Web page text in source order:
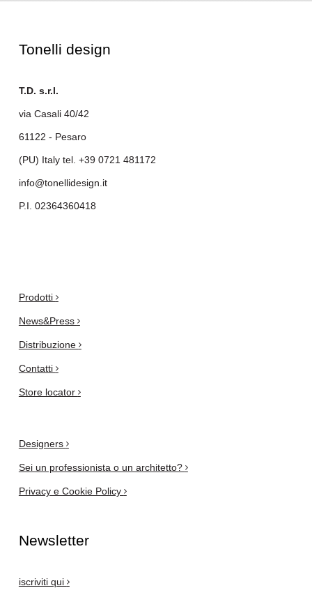
Tonelli design
T.D. s.r.l.
via Casali 40/42
61122 - Pesaro
(PU) Italy tel. +39 0721 481172
info@tonellidesign.it
P.I. 02364360418
Prodotti
News&Press
Distribuzione
Contatti
Store locator
Designers
Sei un professionista o un architetto?
Privacy e Cookie Policy
Newsletter
iscriviti qui